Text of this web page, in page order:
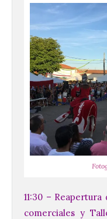
11:30 –
comerciales y